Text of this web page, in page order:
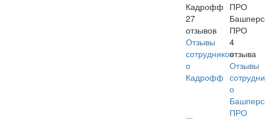
Кадрофф
27
отзывов
Отзывы
сотрудников
о
Кадрофф
ПРО
4
отзыва
Отзывы
о
ПРО